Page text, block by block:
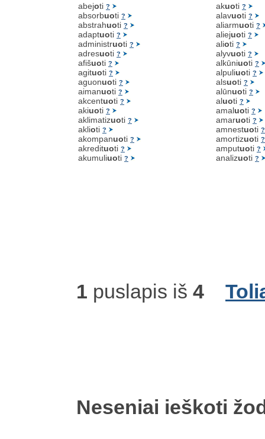
abejoti ?
absorbuoti ?
abstrahuoti ?
adaptuoti ?
administruoti ?
adresuoti ?
afišuoti ?
agituoti ?
aguonuoti ?
aimanuoti ?
akcentuoti ?
akiuoti ?
aklimatizuoti ?
aklioti ?
akompanuoti ?
akredituoti ?
akumuliuoti ?
akuoti ?
alavuoti ?
aliarmuoti ?
aliejuoti ?
alioti ?
alyvuoti ?
alkūniuoti ?
alpuliuoti ?
alsuoti ?
alūnuoti ?
aluoti ?
amaluoti ?
amaruoti ?
amnestuoti ?
amortizuoti ?
amputuoti ?
analizuoti ?
1 puslapis iš 4
Neseniai ieškoti